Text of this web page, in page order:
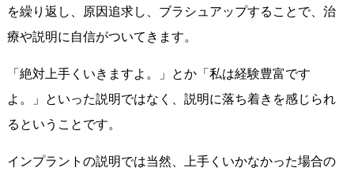
を繰り返し、原因追求し、ブラシュアップすることで、治
療や説明に自信がついてきます。
「絶対上手くいきますよ。」とか「私は経験豊富です
よ。」といった説明ではなく、説明に落ち着きを感じられ
るということです。
インプラントの説明では当然、上手くいかなかった場合の